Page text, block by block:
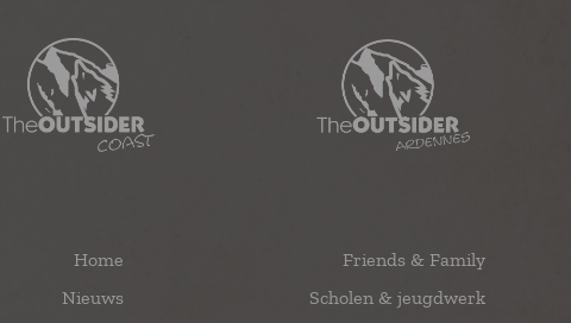
Friends & Family
Scholen & jeugdwerk
Home
Nieuws